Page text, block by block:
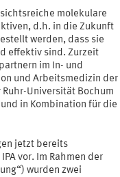
molekulare
d.h. in die Zukunft
werden, dass sie
effektiv sind. Zurzeit
im In- und
und Arbeitsmedizin der
Universität Bochum
in Kombination für die
jetzt bereits
vor. Im Rahmen der
wurden zwei